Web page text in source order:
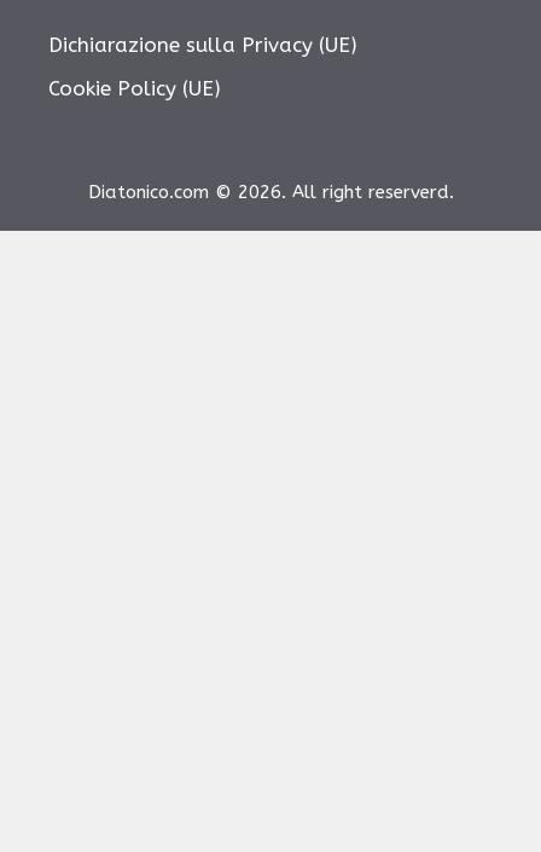
Dichiarazione sulla Privacy (UE)
Cookie Policy (UE)
Diatonico.com © 2026. All right reserverd.